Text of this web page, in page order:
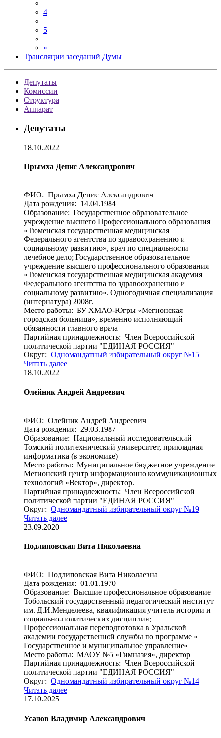
4
5
»
Трансляции заседаний Думы
Депутаты
Комиссии
Структура
Аппарат
Депутаты
18.10.2022
Прымха Денис Александрович
ФИО: Прымха Денис Александрович
Дата рождения: 14.04.1984
Образование: Государственное образовательное
учреждение высшего Профессионального образования
«Тюменская государственная медицинская
Федерального агентства по здравоохранению и
социальному развитию», врач по специальности
лечебное дело; Государственное образовательное
учреждение высшего профессионального образования
«Тюменская государственная медицинская академия
Федерального агентства по здравоохранению и
социальному развитию». Одногодичная специализация
(интернатура) 2008г.
Место работы: БУ ХМАО-Югры «Мегионская
городская больница», временно исполняющий
обязанности главного врача
Партийная принадлежность: Член Всероссийской
политической партии "ЕДИНАЯ РОССИЯ"
Округ: Одномандатный избирательный округ №15
Читать далее
18.10.2022
Олейник Андрей Андреевич
ФИО: Олейник Андрей Андреевич
Дата рождения: 29.03.1987
Образование: Национальный исследовательский
Томский политехнический университет, прикладная
информатика (в экономике)
Место работы: Муниципальное бюджетное учреждение
Мегионский центр информационно коммуникационных
технологий «Вектор», директор.
Партийная принадлежность: Член Всероссийской
политической партии "ЕДИНАЯ РОССИЯ"
Округ: Одномандатный избирательный округ №19
Читать далее
23.09.2020
Подлиповская Вита Николаевна
ФИО: Подлиповская Вита Николаевна
Дата рождения: 01.01.1970
Образование: Высшие профессиональное образование
Тобольский государственный педагогический институт
им. Д.И.Менделеева, квалификация учитель истории и
социально-политических дисциплин;
Профессиональная переподготовка в Уральской
академии государственной службы по программе «
Государственное и муниципальное управление»
Место работы: МАОУ №5 «Гимназия», директор
Партийная принадлежность: Член Всероссийской
политической партии "ЕДИНАЯ РОССИЯ"
Округ: Одномандатный избирательный округ №14
Читать далее
17.10.2025
Усанов Владимир Александрович